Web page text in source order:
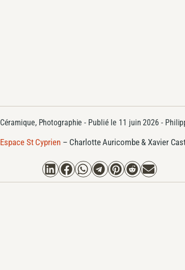
Céramique, Photographie - Publié le 11 juin 2026 -
Espace St Cyprien– Charlotte Auricombe & Xavier